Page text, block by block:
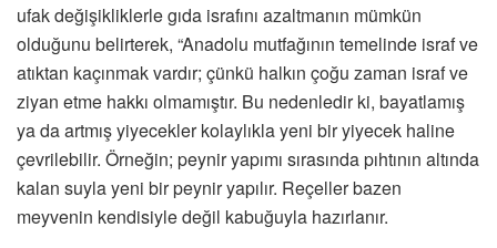
ufak değişikliklerle gıda israfını azaltmanın mümkün
olduğunu belirterek, “Anadolu mutfağının temelinde israf ve
atıktan kaçınmak vardır; çünkü halkın çoğu zaman israf ve
ziyan etme hakkı olmamıştır. Bu nedenledir ki, bayatlamış
ya da artmış yiyecekler kolaylıkla yeni bir yiyecek haline
çevrilebilir. Örneğin; peynir yapımı sırasında pıhtının altında
kalan suyla yeni bir peynir yapılır. Reçeller bazen
meyvenin kendisiyle değil kabuğuyla hazırlanır.